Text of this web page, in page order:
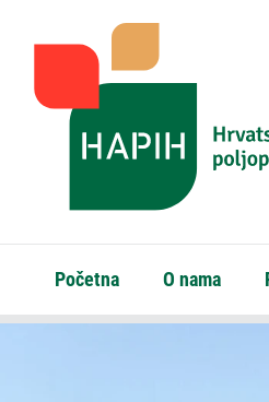
Početna O nama